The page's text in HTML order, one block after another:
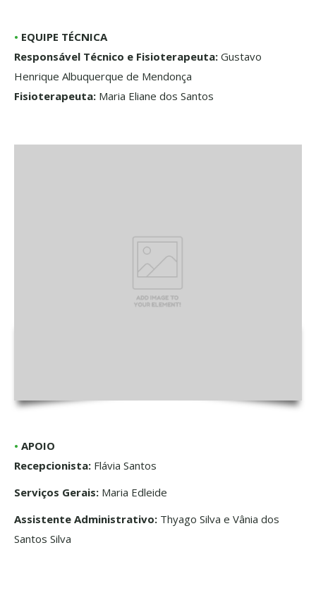
• EQUIPE TÉCNICA
Responsável Técnico e Fisioterapeuta: Gustavo
Henrique Albuquerque de Mendonça
Fisioterapeuta: Maria Eliane dos Santos
• APOIO
Recepcionista: Flávia Santos
Serviços Gerais: Maria Edleide
Assistente Administrativo: Thyago Silva e Vânia dos
Santos Silva